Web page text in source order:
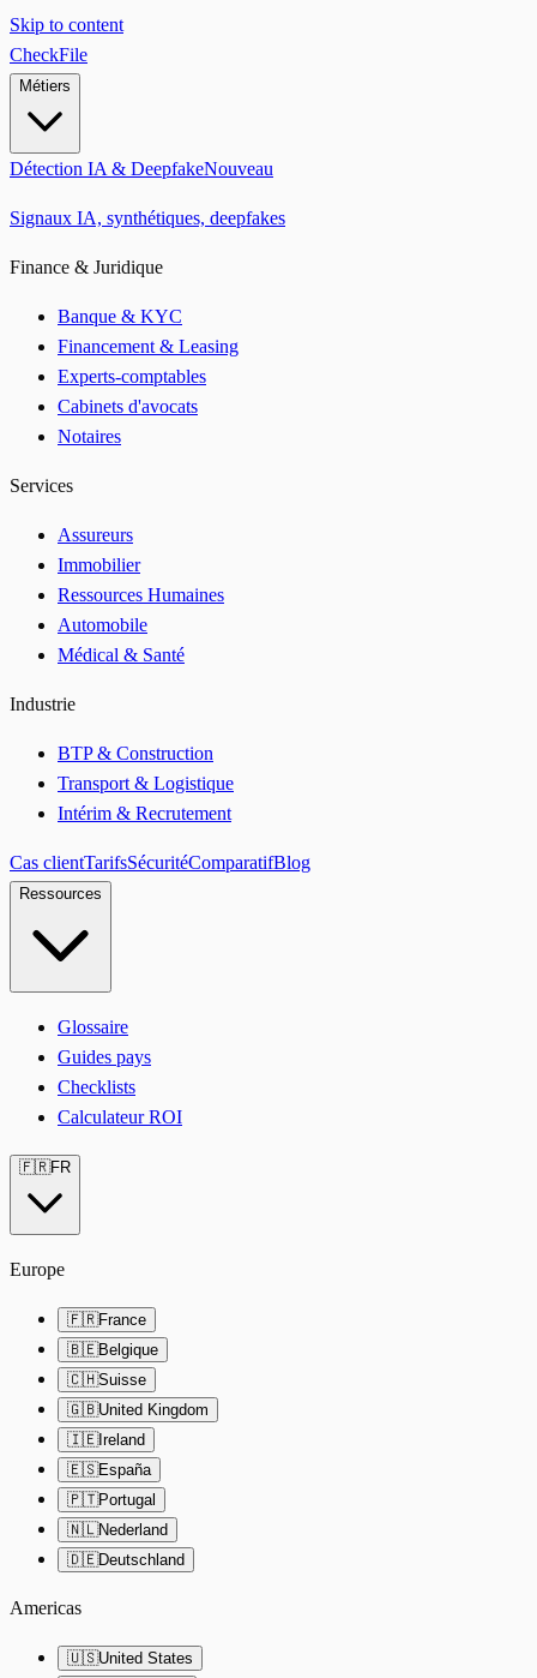
Skip to content
CheckFile
Métiers
Détection IA & DeepfakeNouveau
Signaux IA, synthétiques, deepfakes
Finance & Juridique
Banque & KYC
Financement & Leasing
Experts-comptables
Cabinets d'avocats
Notaires
Services
Assureurs
Immobilier
Ressources Humaines
Automobile
Médical & Santé
Industrie
BTP & Construction
Transport & Logistique
Intérim & Recrutement
Cas clientTarifsSécuritéComparatifBlog
Ressources
Glossaire
Guides pays
Checklists
Calculateur ROI
🇫🇷FR
Europe
🇫🇷France
🇧🇪Belgique
🇨🇭Suisse
🇬🇧United Kingdom
🇮🇪Ireland
🇪🇸España
🇵🇹Portugal
🇳🇱Nederland
🇩🇪Deutschland
Americas
🇺🇸United States